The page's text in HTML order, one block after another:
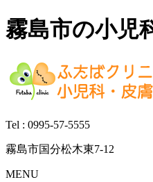
霧島市の小児
Tel : 0995-57-5555
霧島市国分松木東7-12
MENU